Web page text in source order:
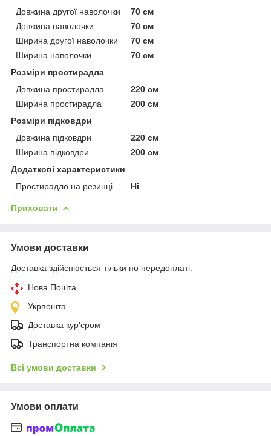
Довжина другої наволочки
70 см
Довжина наволочки
70 см
Ширина другої наволочки
70 см
Ширина наволочки
70 см
Розміри простирадла
Довжина простирадла
220 см
Ширина простирадла
200 см
Розміри підковдри
Довжина підковдри
220 см
Ширина підковдри
200 см
Додаткові характеристики
Простирадло на резинці
Ні
Приховати
Умови доставки
Доставка здійснюється тільки по передоплаті.
Нова Пошта
Укрпошта
Доставка кур'єром
Транспортна компанія
Всі умови доставки
Умови оплати